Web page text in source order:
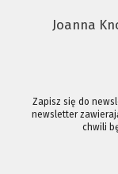
Joanna
Zapisz się do
newsletter
chwili